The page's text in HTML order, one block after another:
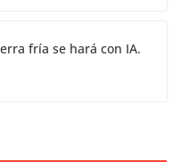
fría se hará con IA.